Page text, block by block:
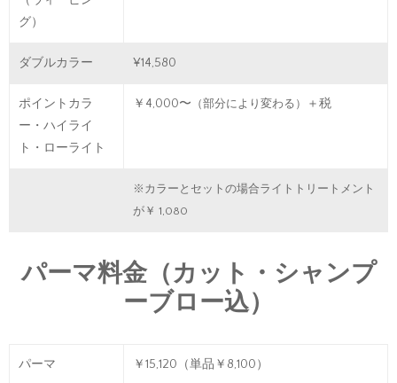
グ）
ダブルカラー ¥14,580
ポイントカラ
ー・ハイライ
ト・ローライト
￥4,000〜 （部分により変わる） ＋税
※カラーとセットの場合ライトトリートメント
が￥ 1,080
パーマ料金（カット・シャンプ
ーブロー込）
パーマ ￥15,120（単品￥8,100）